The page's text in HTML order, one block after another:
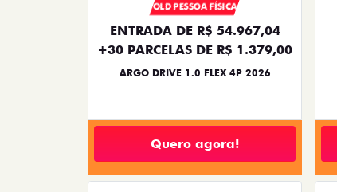
OLD PESSOA FÍSICA
ENTRADA DE R$ 54.967,04
+30 PARCELAS DE R$ 1.379,00
ARGO DRIVE 1.0 FLEX 4P 2026
Quero agora!